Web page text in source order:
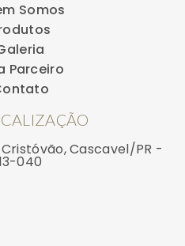
Somos
Parceiro
Cascavel/PR -
040